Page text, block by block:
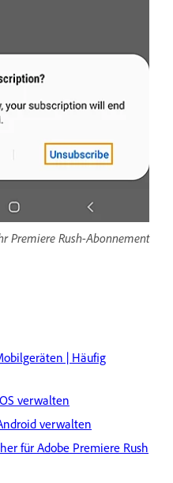
Premiere Rush-Abonnement
| Häufig
verwalten
verwalten
für Adobe Premiere Rush